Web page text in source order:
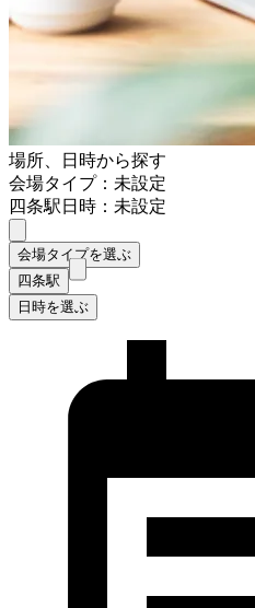
場所、日時から探す
会場タイプ：未設定
四条駅日時：未設定
会場タイプを選ぶ
四条駅
日時を選ぶ